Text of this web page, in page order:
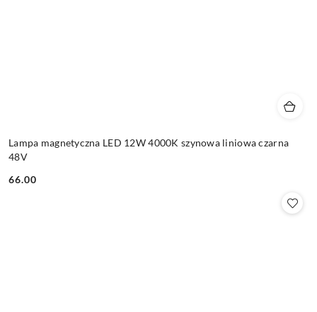
Lampa magnetyczna LED 12W 4000K szynowa liniowa czarna
48V
Cena:
66.00